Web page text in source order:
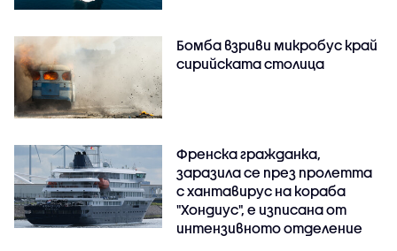
Бомба взриви микробус край
сирийската столица
Френска гражданка,
заразила се през пролетта
с хантавирус на кораба
"Хондиус", е изписана от
интензивното отделение